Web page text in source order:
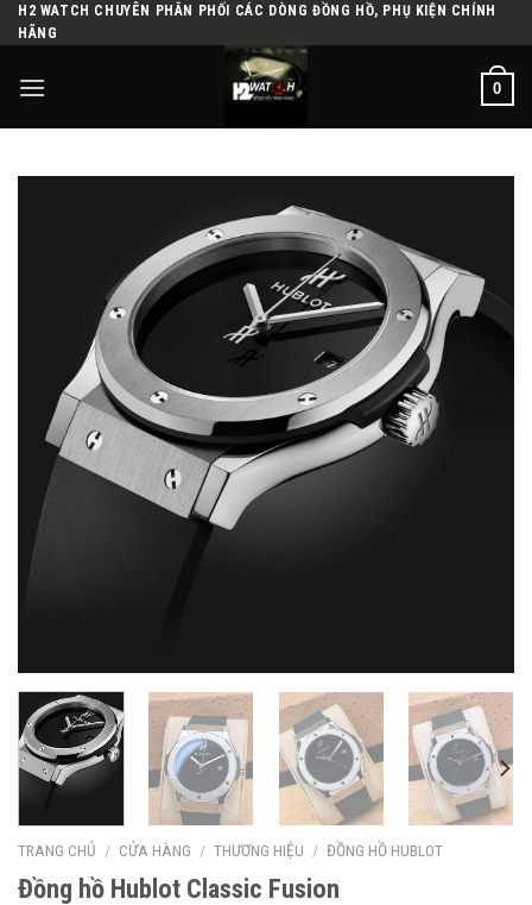
Skip
to
content
H2 WATCH CHUYÊN PHÂN PHỐI CÁC DÒNG ĐỒNG HỒ, PHỤ KIỆN CHÍNH
HÃNG
0
TRANG CHỦ / CỬA HÀNG / THƯƠNG HIỆU / ĐỒNG HỒ HUBLOT
Đồng hồ Hublot Classic Fusion